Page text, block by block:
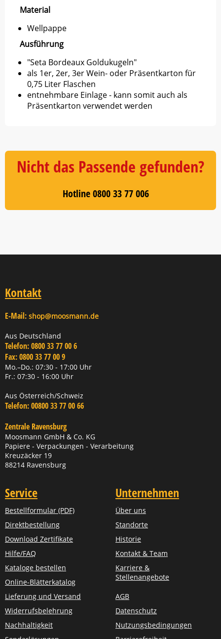
Material
Wellpappe
Ausführung
"Seta Bordeaux Goldukugeln"
als 1er, 2er, 3er Wein- oder Präsentkarton für
0,75 Liter Flaschen
entnehmbare Einlage - kann somit auch als
Präsentkarton verwendet werden
Nicht das Passende gefunden?
Hotline 0800 33 77 006
Kontakt
E-Mail: shop@moosmann.de
Aus Deutschland
Telefon:0800 33 77 00 6
Fax:0800 33 77 00 9
Mo.–Do.: 07:30 - 17:00 Uhr
Fr.: 07:30 - 16:00 Uhr
Aus Österreich/Schweiz
Telefon:00800 33 77 00 66
Zentrale Ravensburg
Moosmann GmbH & Co. KG
Papiere - Verpackungen - Verarbeitung
Kreuzäcker 19
88214 Ravensburg
Service
Bestellformular (PDF)
Direktbestellung
Download Zertifikate
Hilfe/FAQ
Kataloge bestellen
Online-Blätterkatalog
Lieferung und Versand
Widerrufsbelehrung
Nachhaltigkeit
Unternehmen
Über uns
Standorte
Historie
Kontakt & Team
Karriere &
Stellenangebote
AGB
Datenschutz
Nutzungsbedingungen